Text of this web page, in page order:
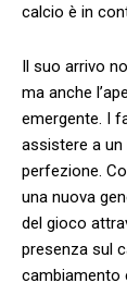
calcio ⁤è⁢ in⁤
Il suo arrivo⁢
⁢ma anche
emergente. ⁤I
assistere ⁣a
perfezione.
una ‌nuova‌
del ‌gioco
presenza sul
cambiamento